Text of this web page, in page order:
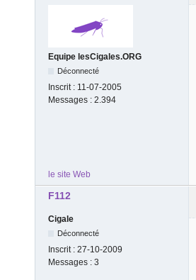
Equipe lesCigales.ORG
Déconnecté
Inscrit : 11-07-2005
Messages : 2.394
le site Web
F112
Cigale
Déconnecté
Inscrit : 27-10-2009
Messages : 3